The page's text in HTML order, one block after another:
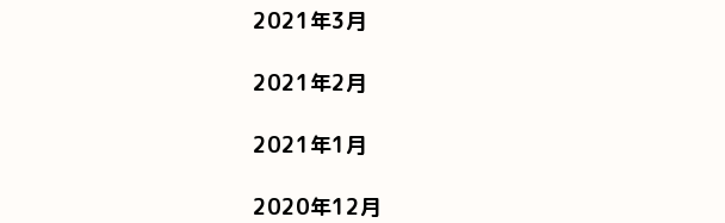
2021年3月
2021年2月
2021年1月
2020年12月